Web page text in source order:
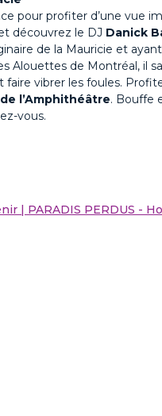
pour profiter d’une vue
découvrez le DJ Danick
de la Mauricie et
Alouettes de Montréal, il
faire vibrer les foules.
l’Amphithéâtre. Bouffe
vous.
| PARADIS PERDUS -